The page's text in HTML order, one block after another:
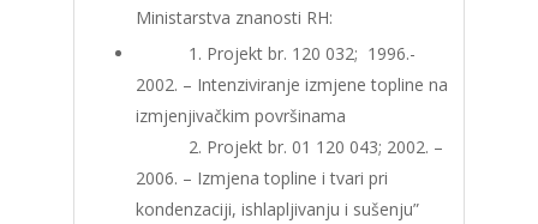
Ministarstva znanosti RH:
1. Projekt br. 120 032; 1996.-
2002. – Intenziviranje izmjene topline na
izmjenjivačkim površinama
2. Projekt br. 01 120 043; 2002. –
2006. – Izmjena topline i tvari pri
kondenzaciji, ishlapljivanju i sušenju”